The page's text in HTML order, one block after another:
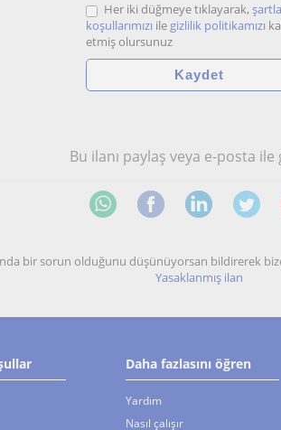
Her iki düğmeye tıklayarak,
koşullarımızı ile gizlilik politikamızı
etmiş olursunuz
Bu ilanı paylaş veya e-posta
bir sorun olduğunu düşünüyorsan bildirerek
Yasaklanmış ilan
Daha fazlasını öğren
Yardım
Nasıl çalışır